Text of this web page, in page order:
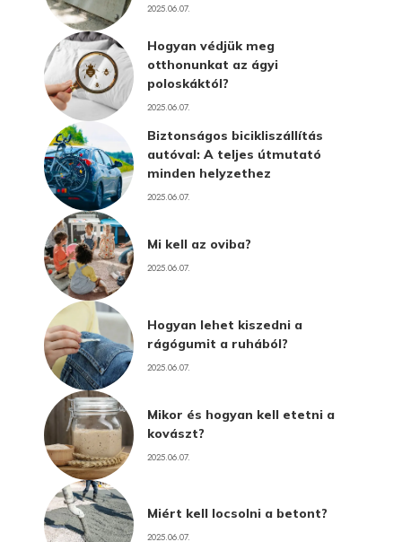
2025.06.07.
Hogyan védjük meg
otthonunkat az ágyi
poloskáktól?
2025.06.07.
Biztonságos bicikliszállítás
autóval: A teljes útmutató
minden helyzethez
2025.06.07.
Mi kell az oviba?
2025.06.07.
Hogyan lehet kiszedni a
rágógumit a ruhából?
2025.06.07.
Mikor és hogyan kell etetni a
kovászt?
2025.06.07.
Miért kell locsolni a betont?
2025.06.07.